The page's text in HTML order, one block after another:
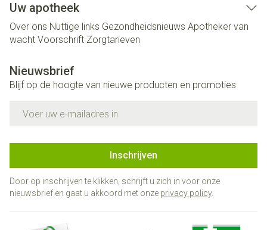
Uw apotheek
Over ons Nuttige links Gezondheidsnieuws Apotheker van
wacht Voorschrift Zorgtarieven
Nieuwsbrief
Blijf op de hoogte van nieuwe producten en promoties
Inschrijven
Door op inschrijven te klikken, schrijft u zich in voor onze
nieuwsbrief en gaat u akkoord met onze privacy policy.